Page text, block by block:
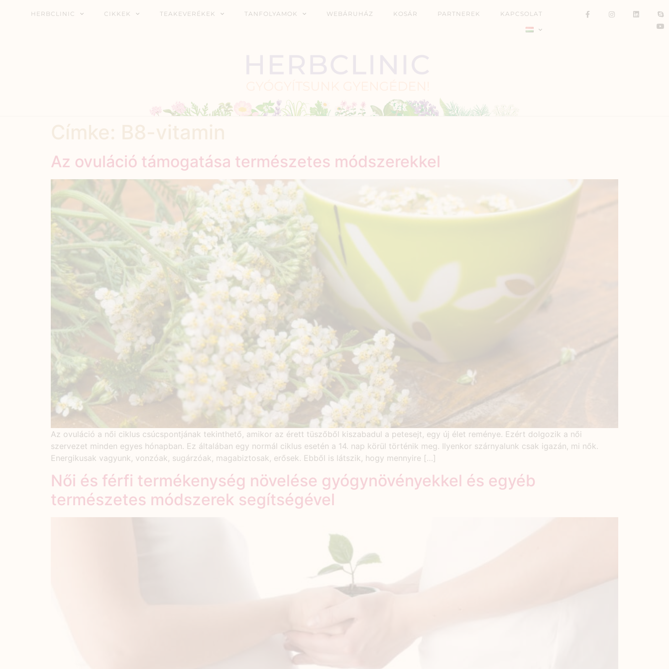
HERBCLINIC CIKKEK TEAKEVERÉKEK TANFOLYAMOK WEBÁRUHÁZ KOSÁR PARTNEREK KAPCSOLAT
Az ovuláció támogatása természetes módszerekkel
Az ovuláció a női ciklus csúcspontjának tekinthető, amikor az érett tüszőből kiszabadul a petesejt, egy új élet reménye. Ezért dolgozik a női
szervezet minden egyes hónapban. Ez általában egy normál ciklus esetén a 14. nap körül történik meg. Ilyenkor szárnyalunk csak igazán, mi nők.
Energikusak vagyunk, vonzóak, sugárzóak, magabiztosak, erősek. Ebből is látszik, hogy mennyire […]
Női és férfi termékenység növelése gyógynövényekkel és egyéb
természetes módszerek segítségével